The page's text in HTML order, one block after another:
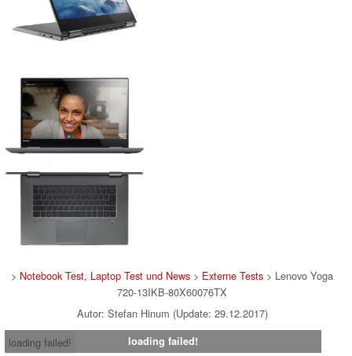
> Notebook Test, Laptop Test und News > Externe Tests > Lenovo Yoga
720-13IKB-80X60076TX
Autor: Stefan Hinum (Update: 29.12.2017)
loading failed!
loading failed!